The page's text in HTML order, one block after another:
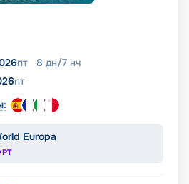
пт 8 дн/7 нч
пт
Europa